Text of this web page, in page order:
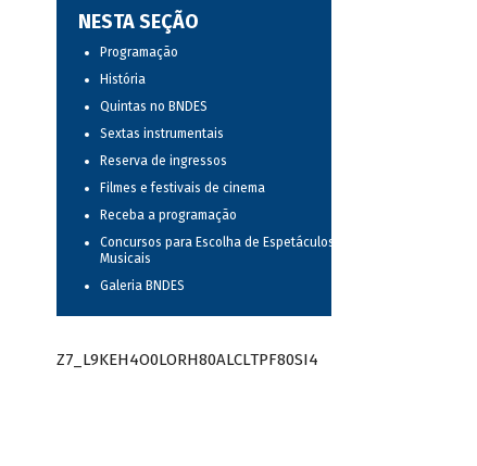
NESTA SEÇÃO
Programação
História
Quintas no BNDES
Sextas instrumentais
Reserva de ingressos
Filmes e festivais de cinema
Receba a programação
Concursos para Escolha de Espetáculos
Musicais
Galeria BNDES
Z7_L9KEH4O0LORH80ALCLTPF80SI4